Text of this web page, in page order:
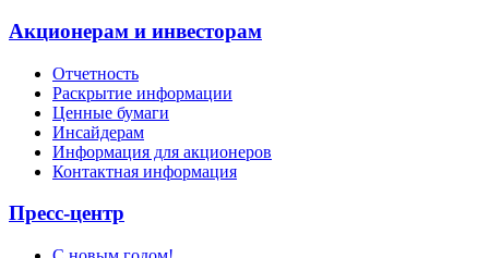
Акционерам и инвесторам
Отчетность
Раскрытие информации
Ценные бумаги
Инсайдерам
Информация для акционеров
Контактная информация
Пресс-центр